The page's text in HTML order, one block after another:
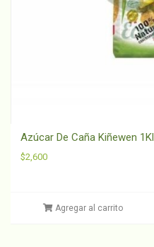
Azúcar De Caña Kiñewen 1Kl
$2,600
Agregar al carrito